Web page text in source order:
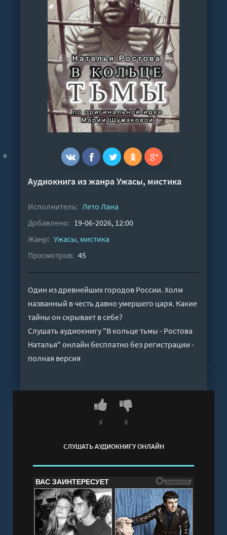
Аудиокнига из жанраУжасы, мистика
Исполнитель: Лето Лана
Добавлено: 19-06-2026, 12:00
Жанр: Ужасы, мистика
Просмотров: 45
Один из древнейших городов России. Холм
названный в честь давно умершего царя. Какие
тайны он скрывает в себе?
Слушать аудиокнигу "В кольце тьмы - Ростова
Наталья" онлайн бесплатно без регистрации -
полная версия
СЛУШАТЬ АУДИОКНИГУ ОНЛАЙН
0 0